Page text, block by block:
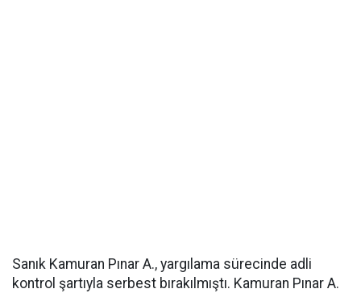
Sanık Kamuran Pınar A., yargılama sürecinde adli
kontrol şartıyla serbest bırakılmıştı. Kamuran Pınar A.